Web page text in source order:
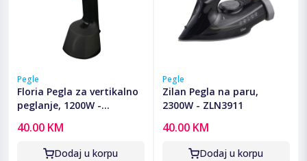
Pegle
Floria Pegla za vertikalno
peglanje, 1200W -
40.00 KM
Dodaj u korpu
Pegle
Zilan Pegla na paru,
2300W - ZLN3911
40.00 KM
Dodaj u korpu